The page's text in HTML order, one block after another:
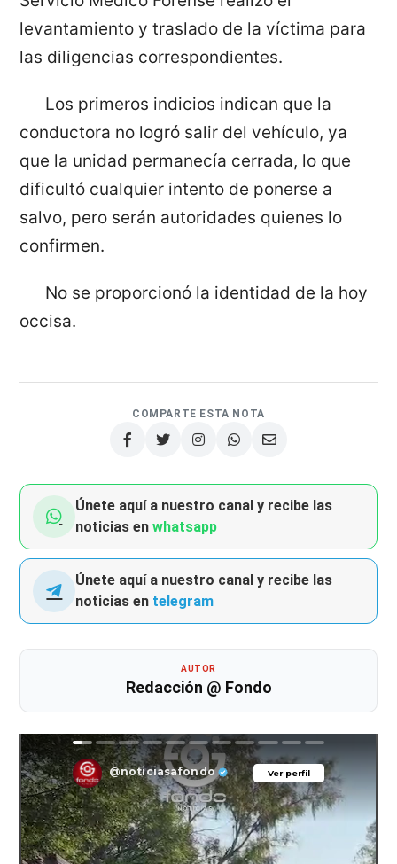
levantamiento y traslado de la víctima para
las diligencias correspondientes.
Los primeros indicios indican que la
conductora no logró salir del vehículo, ya
que la unidad permanecía cerrada, lo que
dificultó cualquier intento de ponerse a
salvo, pero serán autoridades quienes lo
confirmen.
No se proporcionó la identidad de la hoy
occisa.
COMPARTE ESTA NOTA
Únete aquí a nuestro canal y recibe las
noticias enwhatsapp
Únete aquí a nuestro canal y recibe las
noticias en telegram
AUTOR
Redacción @ Fondo
Ver perfil
@noticiasafondo Ver perfil